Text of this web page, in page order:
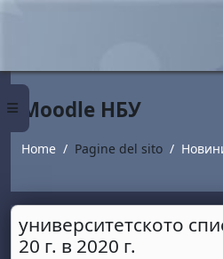
Pannello laterale
Moodle НБУ
Home Pagine del sito
университетското
20 г. в 2020 г.